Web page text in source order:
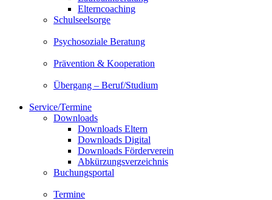
Elterncoaching
Schulseelsorge
Psychosoziale Beratung
Prävention & Kooperation
Übergang – Beruf/Studium
Service/Termine
Downloads
Downloads Eltern
Downloads Digital
Downloads Förderverein
Abkürzungsverzeichnis
Buchungsportal
Termine